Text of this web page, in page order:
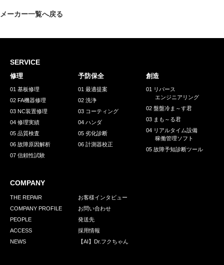
GREEN CHALLENGE
環境への取り組み
お問い合わせ 発送先
メーカー一覧へ戻る
SERVICE
修理
01 基板修理
02 FA機器修理
03 NC装置修理
04 修理実績
05 品質検査
06 故障原因解析
07 信頼性試験
予防保全
01 最適提案
02 洗浄
03 コーティング
04 ハンダ
05 劣化診断
06 計測器校正
創造
01 リバース
エンジニアリング
02 盤盤冷ま～す君
03 まも～る君
04 リアルタイム設備
稼働管理ソフト
05 故障予知診断ツール
COMPANY
THE REPAIR
COMPANY PROFILE
PEOPLE
ACCESS
NEWS
お客様インタビュー
お問い合わせ
発送先
採用情報
【AI】Dr.フクちゃん